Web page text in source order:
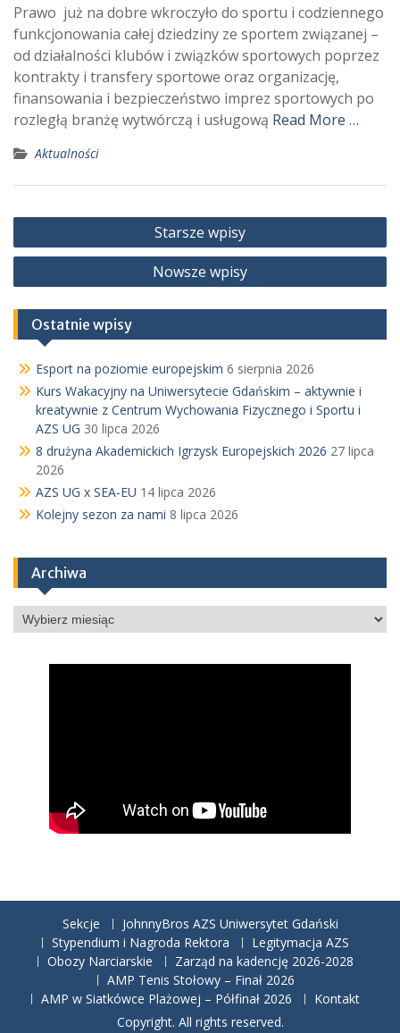
Prawo już na dobre wkroczyło do sportu i codziennego
funkcjonowania całej dziedziny ze sportem związanej –
od działalności klubów i związków sportowych poprzez
kontrakty i transfery sportowe oraz organizację,
finansowania i bezpieczeństwo imprez sportowych po
rozległą branżę wytwórczą i usługową Read More …
Aktualności
Nawigacja
po
Starsze wpisy
Nowsze wpisy
Ostatnie wpisy
Esport na poziomie europejskim 6 sierpnia 2026
Kurs Wakacyjny na Uniwersytecie Gdańskim – aktywnie i
kreatywnie z Centrum Wychowania Fizycznego i Sportu i
AZS UG 30 lipca 2026
8 drużyna Akademickich Igrzysk Europejskich 2026 27 lipca
2026
AZS UG x SEA-EU 14 lipca 2026
Kolejny sezon za nami 8 lipca 2026
Archiwa
Archiwa
Sekcje
JohnnyBros AZS Uniwersytet Gdański
Stypendium i Nagroda Rektora
Legitymacja AZS
Obozy Narciarskie
Zarząd na kadencję 2026-2028
AMP Tenis Stołowy – Finał 2026
AMP w Siatkówce Plażowej – Półfinał 2026
Kontakt
Copyright. All rights reserved.